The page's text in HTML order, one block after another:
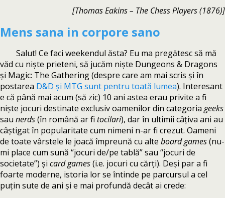
[Thomas Eakins – The Chess Players (1876)]
Mens sana in corpore sano
Salut! Ce faci weekendul ăsta? Eu ma pregătesc să mă
văd cu niște prieteni, să jucăm niște Dungeons & Dragons
și Magic: The Gathering (despre care am mai scris și în
postarea D&D și MTG sunt pentru toată lumea). Interesant
e că până mai acum (să zic) 10 ani astea erau privite a fi
niște jocuri destinate exclusiv oamenilor din categoria geeks
sau nerds(în română ar fi tocilari), dar în ultimii câțiva ani au
câștigat în popularitate cum nimeni n-ar fi crezut. Oameni
de toate vârstele le joacă împreună cu alte board games(nu-
mi place cum sună “jocuri de/pe tablă” sau “jocuri de
societate”) și card games(i.e. jocuri cu cărți). Deși par a fi
foarte moderne, istoria lor se întinde pe parcursul a cel
puțin sute de ani și e mai profundă decât ai crede: